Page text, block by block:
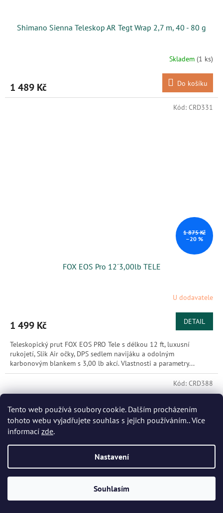
Tento web používá soubory cookie. Dalším procházením
tohoto webu vyjadřujete souhlas s jejich používáním.. Více
informací zde.
Nastavení
Souhlasím
Shimano Sienna Teleskop AR Tegt Wrap 2,7 m, 40 - 80 g
Skladem (1 ks)
1 489 Kč Do košíku
1 875 Kč
–20 %
FOX EOS Pro 12´3,00lb TELE
U dodavatele
1 499 Kč DETAIL
Teleskopický prut FOX EOS PRO Tele s délkou 12 ft, luxusní
rukojetí, Slik Air očky, DPS sedlem navijáku a odolným
karbonovým blankem s 3,00 lb akcí. Vlastnosti a parametry...
Kód: CRD331
Kód: CRD388